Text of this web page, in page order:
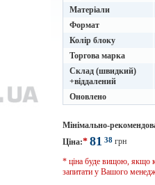
Матеріали
Формат
Колір блоку
Торгова марка
Склад (швидкий)
+віддалений
Оновлено
Мінімально-
Ціна:* 81 38 грн
* ціна буде вищою, якщо
запитати у Вашого